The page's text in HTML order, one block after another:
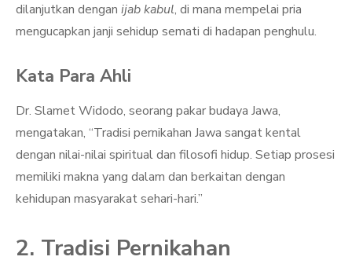
dilanjutkan dengan ijab kabul, di mana mempelai pria
mengucapkan janji sehidup semati di hadapan penghulu.
Kata Para Ahli
Dr. Slamet Widodo, seorang pakar budaya Jawa,
mengatakan, “Tradisi pernikahan Jawa sangat kental
dengan nilai-nilai spiritual dan filosofi hidup. Setiap prosesi
memiliki makna yang dalam dan berkaitan dengan
kehidupan masyarakat sehari-hari.”
2. Tradisi Pernikahan